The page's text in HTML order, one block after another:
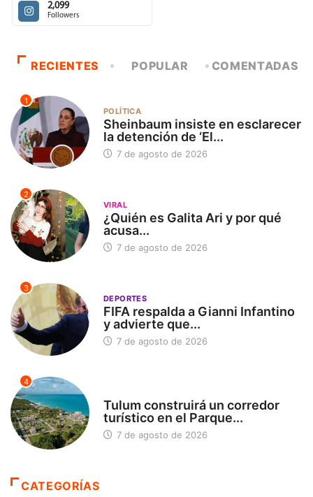
2,099
Followers
RECIENTES POPULAR COMENTADAS
1
POLÍTICA
Sheinbaum insiste en esclarecer
la detención de ‘El...
7 de agosto de 2026
2
VIRAL
¿Quién es Galita Ari y por qué
acusa...
7 de agosto de 2026
3
DEPORTES
FIFA respalda a Gianni Infantino
y advierte que...
7 de agosto de 2026
4
Tulum construirá un corredor
turístico en el Parque...
7 de agosto de 2026
CATEGORÍAS